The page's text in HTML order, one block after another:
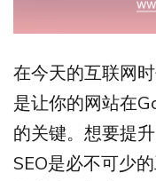
在今天的互联网
是让你的网站在
的关键。想要提
SEO是必不可少